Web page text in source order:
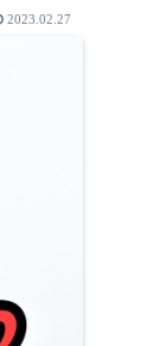
2023.02.27